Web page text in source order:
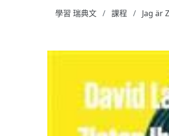
學習 瑞典文
課程 Jag är